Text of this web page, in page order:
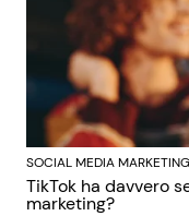
SOCIAL MEDIA MARKETING
TikTok ha davvero
marketing?